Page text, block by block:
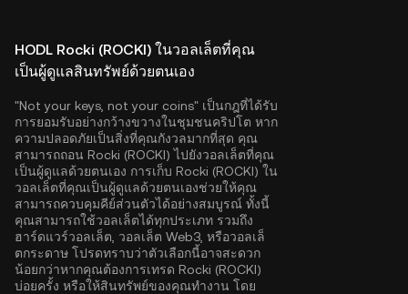
HODL Rocki (ROCKI) ในวอลเล็ตที่คุณ
เป็นผู้ดูแลสินทรัพย์ด้วยตนเอง
"Not your keys, not your coins" เป็นกฎที่ได้รับ
การยอมรับอย่างกว้างขวางในชุมชนคริปโต หาก
ความปลอดภัยเป็นสิ่งที่คุณกังวลมากที่สุด คุณ
สามารถถอน Rocki (ROCKI) ไปยังวอลเล็ตที่คุณ
เป็นผู้ดูแลด้วยตนเอง การเก็บ Rocki (ROCKI) ใน
วอลเล็ตที่คุณเป็นผู้ดูแลด้วยตนเองช่วยให้คุณ
สามารถควบคุมคีย์ส่วนตัวได้อย่างสมบูรณ์ ทั้งนี้
คุณสามารถใช้วอลเล็ตได้ทุกประเภท รวมถึง
ฮาร์ดแวร์วอลเล็ต, วอลเล็ต Web3, หรือวอลเล็
ตกระดาษ โปรดทราบว่าตัวเลือกนี้อาจสะดวก
น้อยกว่าหากคุณต้องการเทรด Rocki (ROCKI)
บ่อยครั้ง หรือให้สินทรัพย์ของคุณทำงาน โดย